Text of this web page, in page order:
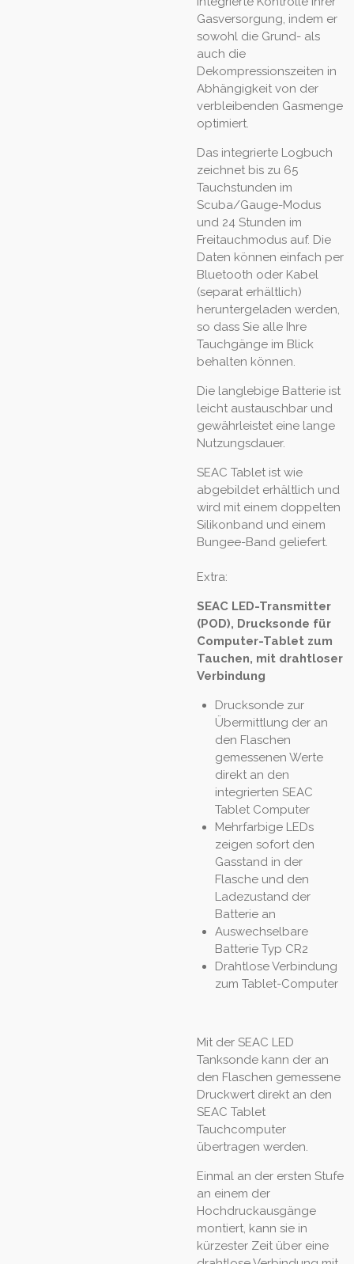
Gasversorgung, indem er
sowohl die Grund- als
auch die
Dekompressionszeiten in
Abhängigkeit von der
verbleibenden Gasmenge
optimiert.
Das integrierte Logbuch
zeichnet bis zu 65
Tauchstunden im
Scuba/Gauge-Modus
und 24 Stunden im
Freitauchmodus auf. Die
Daten können einfach per
Bluetooth oder Kabel
(separat erhältlich)
heruntergeladen werden,
so dass Sie alle Ihre
Tauchgänge im Blick
behalten können.
Die langlebige Batterie ist
leicht austauschbar und
gewährleistet eine lange
Nutzungsdauer.
SEAC Tablet ist wie
abgebildet erhältlich und
wird mit einem doppelten
Silikonband und einem
Bungee-Band geliefert.
Extra:
SEAC LED-Transmitter
(POD), Drucksonde für
Computer-Tablet zum
Tauchen, mit drahtloser
Verbindung
Drucksonde zur
Übermittlung der an
den Flaschen
gemessenen Werte
direkt an den
integrierten SEAC
Tablet Computer
Mehrfarbige LEDs
zeigen sofort den
Gasstand in der
Flasche und den
Ladezustand der
Batterie an
Auswechselbare
Batterie Typ CR2
Drahtlose Verbindung
zum Tablet-Computer
Mit der SEAC LED
Tanksonde kann der an
den Flaschen gemessene
Druckwert direkt an den
SEAC Tablet
Tauchcomputer
übertragen werden.
Einmal an der ersten Stufe
an einem der
Hochdruckausgänge
montiert, kann sie in
kürzester Zeit über eine